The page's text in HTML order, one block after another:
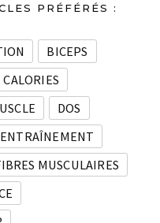
PRÉFÉRÉS :
BICEPS
CALORIES
DOS
ENTRAÎNEMENT
MUSCULAIRES